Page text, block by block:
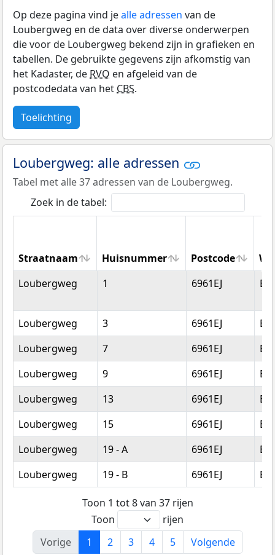
Op deze pagina vind jealle adressen van de
Loubergweg en de data over diverse onderwerpen
die voor de Loubergweg bekend zijn in grafieken en
tabellen. De gebruikte gegevens zijn afkomstig van
het Kadaster, deRVO en afgeleid van de
postcodedata van hetCBS.
Toelichting
Loubergweg: alle adressen
Tabel met alle 37 adressen van de Loubergweg.
Zoek in de tabel:
Straatnaam Huisnummer Postcode
Straatnaam
Huisnummer Postcode
Loubergweg 1 6961EJ
Loubergweg 3 6961EJ
Loubergweg
7 6961EJ
Loubergweg
9 6961EJ
Loubergweg
13 6961EJ
Loubergweg
15 6961EJ
Loubergweg
19 - A 6961EJ
Loubergweg
19 - B 6961EJ
Toon 1 tot 8 van 37 rijen
Toon
rijen
Vorige
1 2 3 4 5 Volgende